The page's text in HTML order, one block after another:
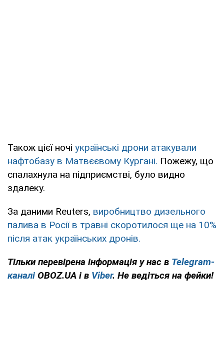
Також цієї ночі українські дрони атакували
нафтобазу в Матвєєвому Кургані. Пожежу, що
спалахнула на підприємстві, було видно
здалеку.
За даними Reuters, виробництво дизельного
палива в Росії в травні скоротилося ще на 10%
після атак українських дронів.
Тільки перевірена інформація у нас в Telegram-
каналі OBOZ.UA і в Viber. Не ведіться на фейки!